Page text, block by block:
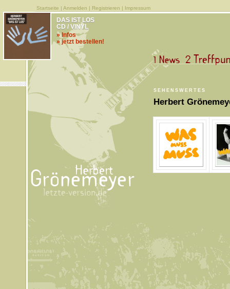
Startseite | Anmelden | Registrieren | Impressum
SEHENSWERTES
Herbert
DAS IST LOS
CD / VINYL
» Infos
» jetzt bestellen!